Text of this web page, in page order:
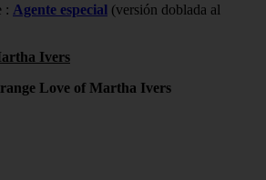
: Agente especial (versión doblada al
Ivers
Love of Martha Ivers